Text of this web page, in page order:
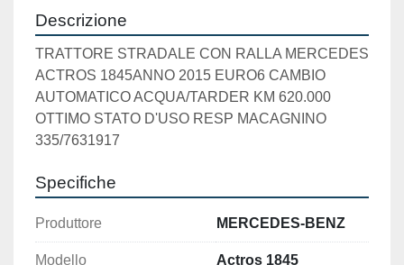
Descrizione
TRATTORE STRADALE CON RALLA MERCEDES
ACTROS 1845ANNO 2015 EURO6 CAMBIO
AUTOMATICO ACQUA/TARDER KM 620.000
OTTIMO STATO D'USO RESP MACAGNINO
335/7631917
Specifiche
Produttore MERCEDES-BENZ
Modello Actros 1845